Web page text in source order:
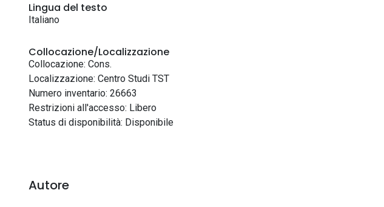
Lingua del testo
Italiano
Collocazione/Localizzazione
Collocazione: Cons.
Localizzazione: Centro Studi TST
Numero inventario: 26663
Restrizioni all'accesso: Libero
Status di disponibilità: Disponibile
Autore